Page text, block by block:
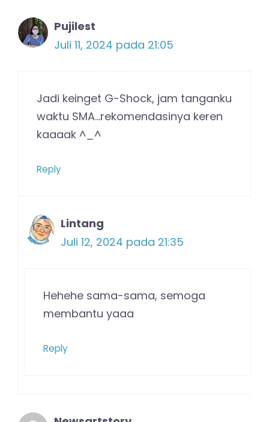
Pujilest
Juli 11, 2024 pada 21:05
Jadi keinget G-Shock, jam tanganku
waktu SMA…rekomendasinya keren
kaaaak ^_^
Reply
Lintang
Juli 12, 2024 pada 21:35
Hehehe sama-sama, semoga
membantu yaaa
Reply